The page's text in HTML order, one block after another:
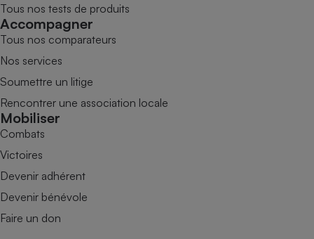
Tous nos tests de produits
Accompagner
Tous nos comparateurs
Nos services
Soumettre un litige
Rencontrer une association locale
Mobiliser
Combats
Victoires
Devenir adhérent
Devenir bénévole
Faire un don